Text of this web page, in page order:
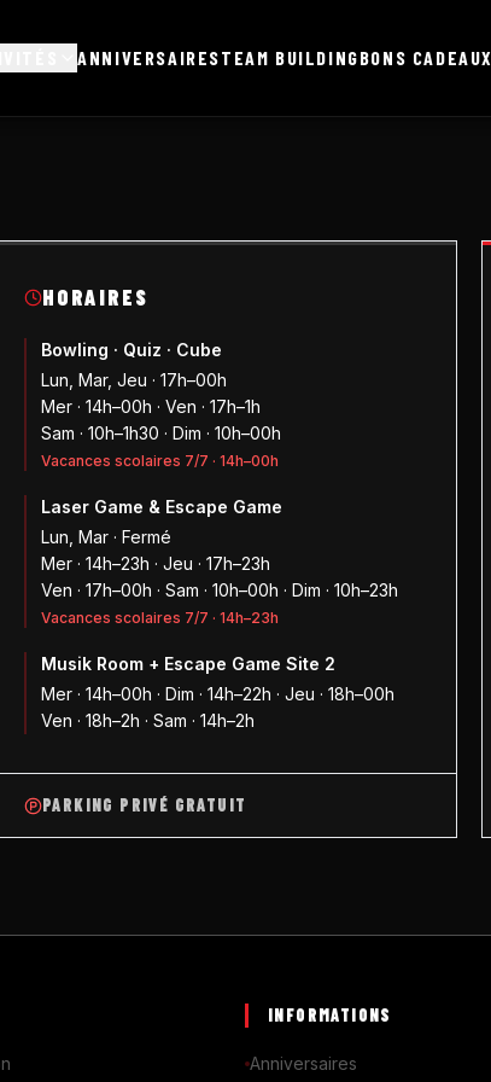
ANNIVERSAIRESTEAM BUILDINGBONS CADEAUX
HORAIRES
Bowling · Quiz · Cube
Lun, Mar, Jeu · 17h–00h
Mer · 14h–00h · Ven · 17h–1h
Sam · 10h–1h30 · Dim · 10h–00h
Vacances scolaires 7/7 · 14h–00h
Laser Game & Escape Game
Lun, Mar · Fermé
Mer · 14h–23h · Jeu · 17h–23h
Ven · 17h–00h · Sam · 10h–00h · Dim · 10h–23h
Vacances scolaires 7/7 · 14h–23h
Musik Room + Escape Game Site 2
Mer · 14h–00h · Dim · 14h–22h · Jeu · 18h–00h
Ven · 18h–2h · Sam · 14h–2h
PARKING PRIVÉ GRATUIT
INFORMATIONS
Anniversaires